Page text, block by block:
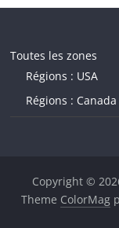
Toutes les zones
Régions : USA
Régions : Canada
Copyright ©
Theme ColorMag